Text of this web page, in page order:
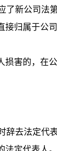
新公司法
归属于公司
害的，在
去法定代
定代表人。